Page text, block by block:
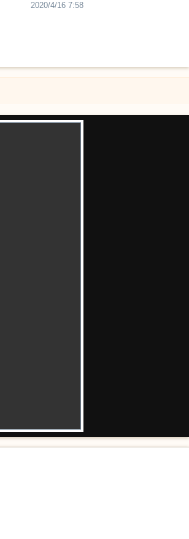
2020/4/16 7:58